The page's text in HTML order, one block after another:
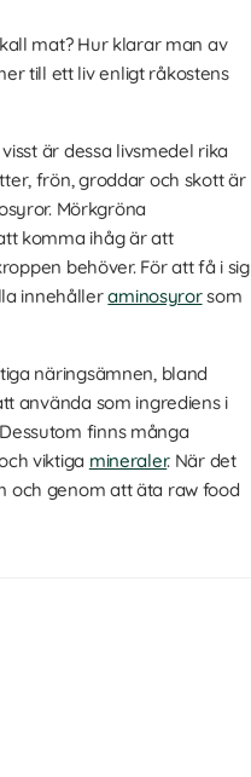
mat? Hur klarar man av
till ett liv enligt råkostens
är dessa livsmedel rika
frön, groddar och skott är
Mörkgröna
komma ihåg är att
behöver. För att få i sig
innehålleraminosyrorsom
näringsämnen, bland
använda som ingrediens i
finns många
viktiga mineraler. När det
och genom att äta raw food